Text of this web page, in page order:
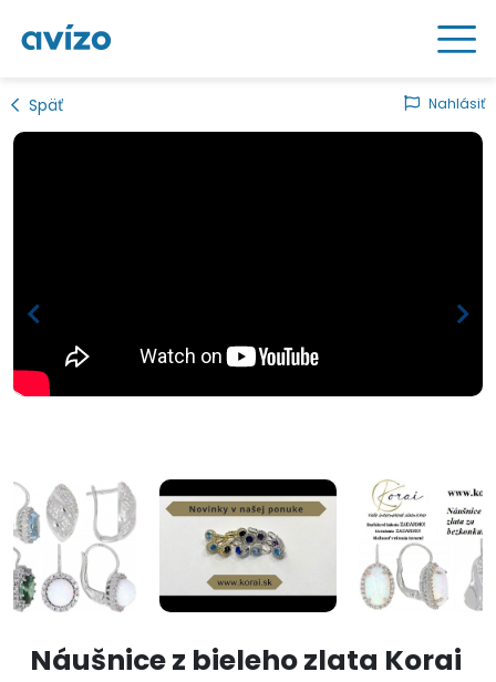
Späť Nahlásiť
Náušnice z bieleho zlata Korai